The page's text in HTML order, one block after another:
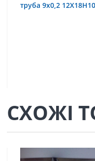
труба 75х1,5,
СХОЖІ